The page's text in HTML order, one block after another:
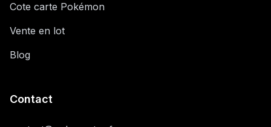
Cote carte Pokémon
Vente en lot
Blog
Contact